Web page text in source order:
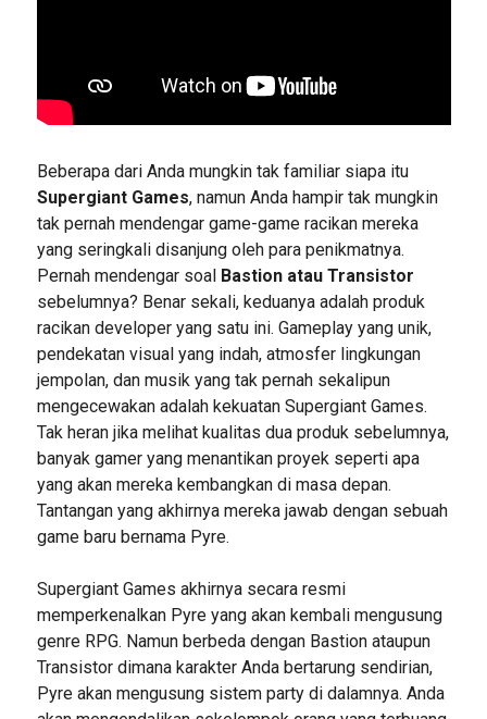
Beberapa dari Anda mungkin tak familiar siapa itu
Supergiant Games, namun Anda hampir tak mungkin
tak pernah mendengar game-game racikan mereka
yang seringkali disanjung oleh para penikmatnya.
Pernah mendengar soal Bastion atau Transistor
sebelumnya? Benar sekali, keduanya adalah produk
racikan developer yang satu ini. Gameplay yang unik,
pendekatan visual yang indah, atmosfer lingkungan
jempolan, dan musik yang tak pernah sekalipun
mengecewakan adalah kekuatan Supergiant Games.
Tak heran jika melihat kualitas dua produk sebelumnya,
banyak gamer yang menantikan proyek seperti apa
yang akan mereka kembangkan di masa depan.
Tantangan yang akhirnya mereka jawab dengan sebuah
game baru bernama Pyre.
Supergiant Games akhirnya secara resmi
memperkenalkan Pyre yang akan kembali mengusung
genre RPG. Namun berbeda dengan Bastion ataupun
Transistor dimana karakter Anda bertarung sendirian,
Pyre akan mengusung sistem party di dalamnya. Anda